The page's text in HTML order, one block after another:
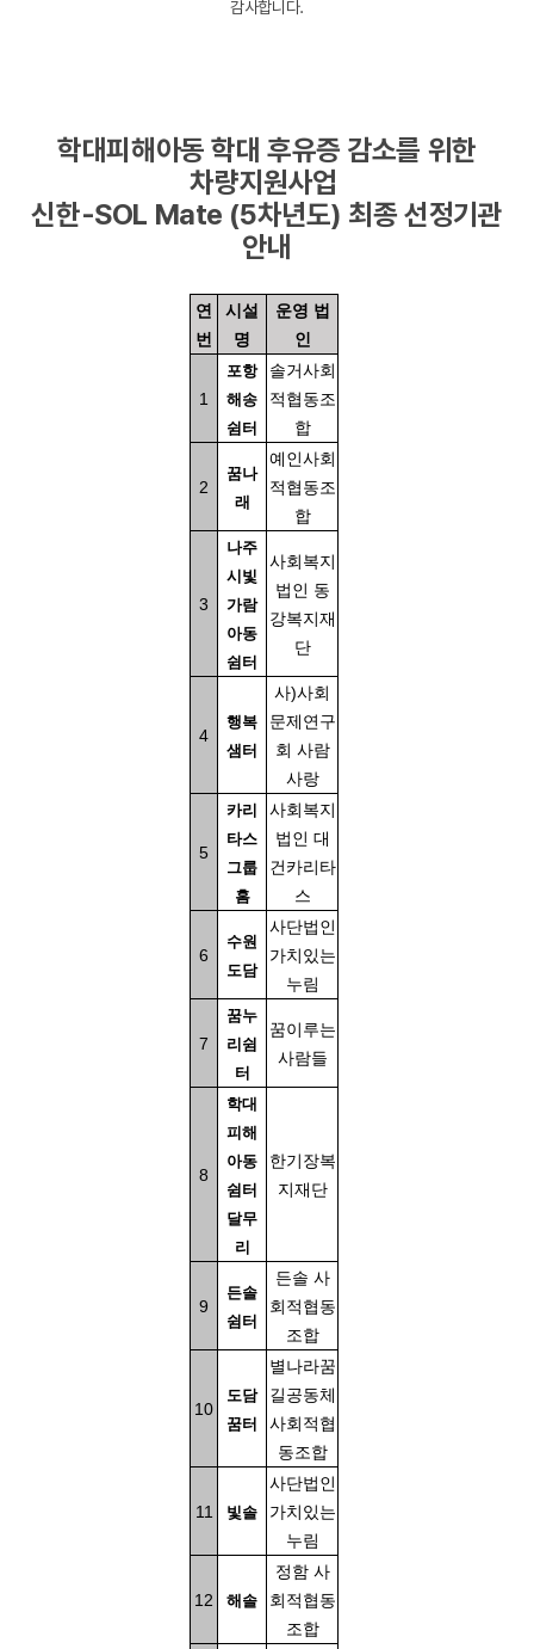
감사합니다.
학대피해아동 학대 후유증 감소를 위한
차량지원사업
신한-SOL Mate (5차년도) 최종 선정기관
안내
연
번
시설
명
운영 법
인
1
포항
해송
쉼터
솔거사회
적협동조
합
2
꿈나
래
예인사회
적협동조
합
3
나주
시빛
가람
아동
쉼터
사회복지
법인 동
강복지재
단
4
행복
샘터
사)사회
문제연구
회 사람
사랑
5
카리
타스
그룹
홈
사회복지
법인 대
건카리타
스
6
수원
도담
사단법인
가치있는
누림
7
꿈누
리쉼
터
꿈이루는
사람들
8
학대
피해
아동
쉼터
달무
리
한기장복
지재단
9
든솔
쉼터
든솔 사
회적협동
조합
10
도담
꿈터
별나라꿈
길공동체
사회적협
동조합
11 빛솔
사단법인
가치있는
누림
12 해솔
정함 사
회적협동
조합